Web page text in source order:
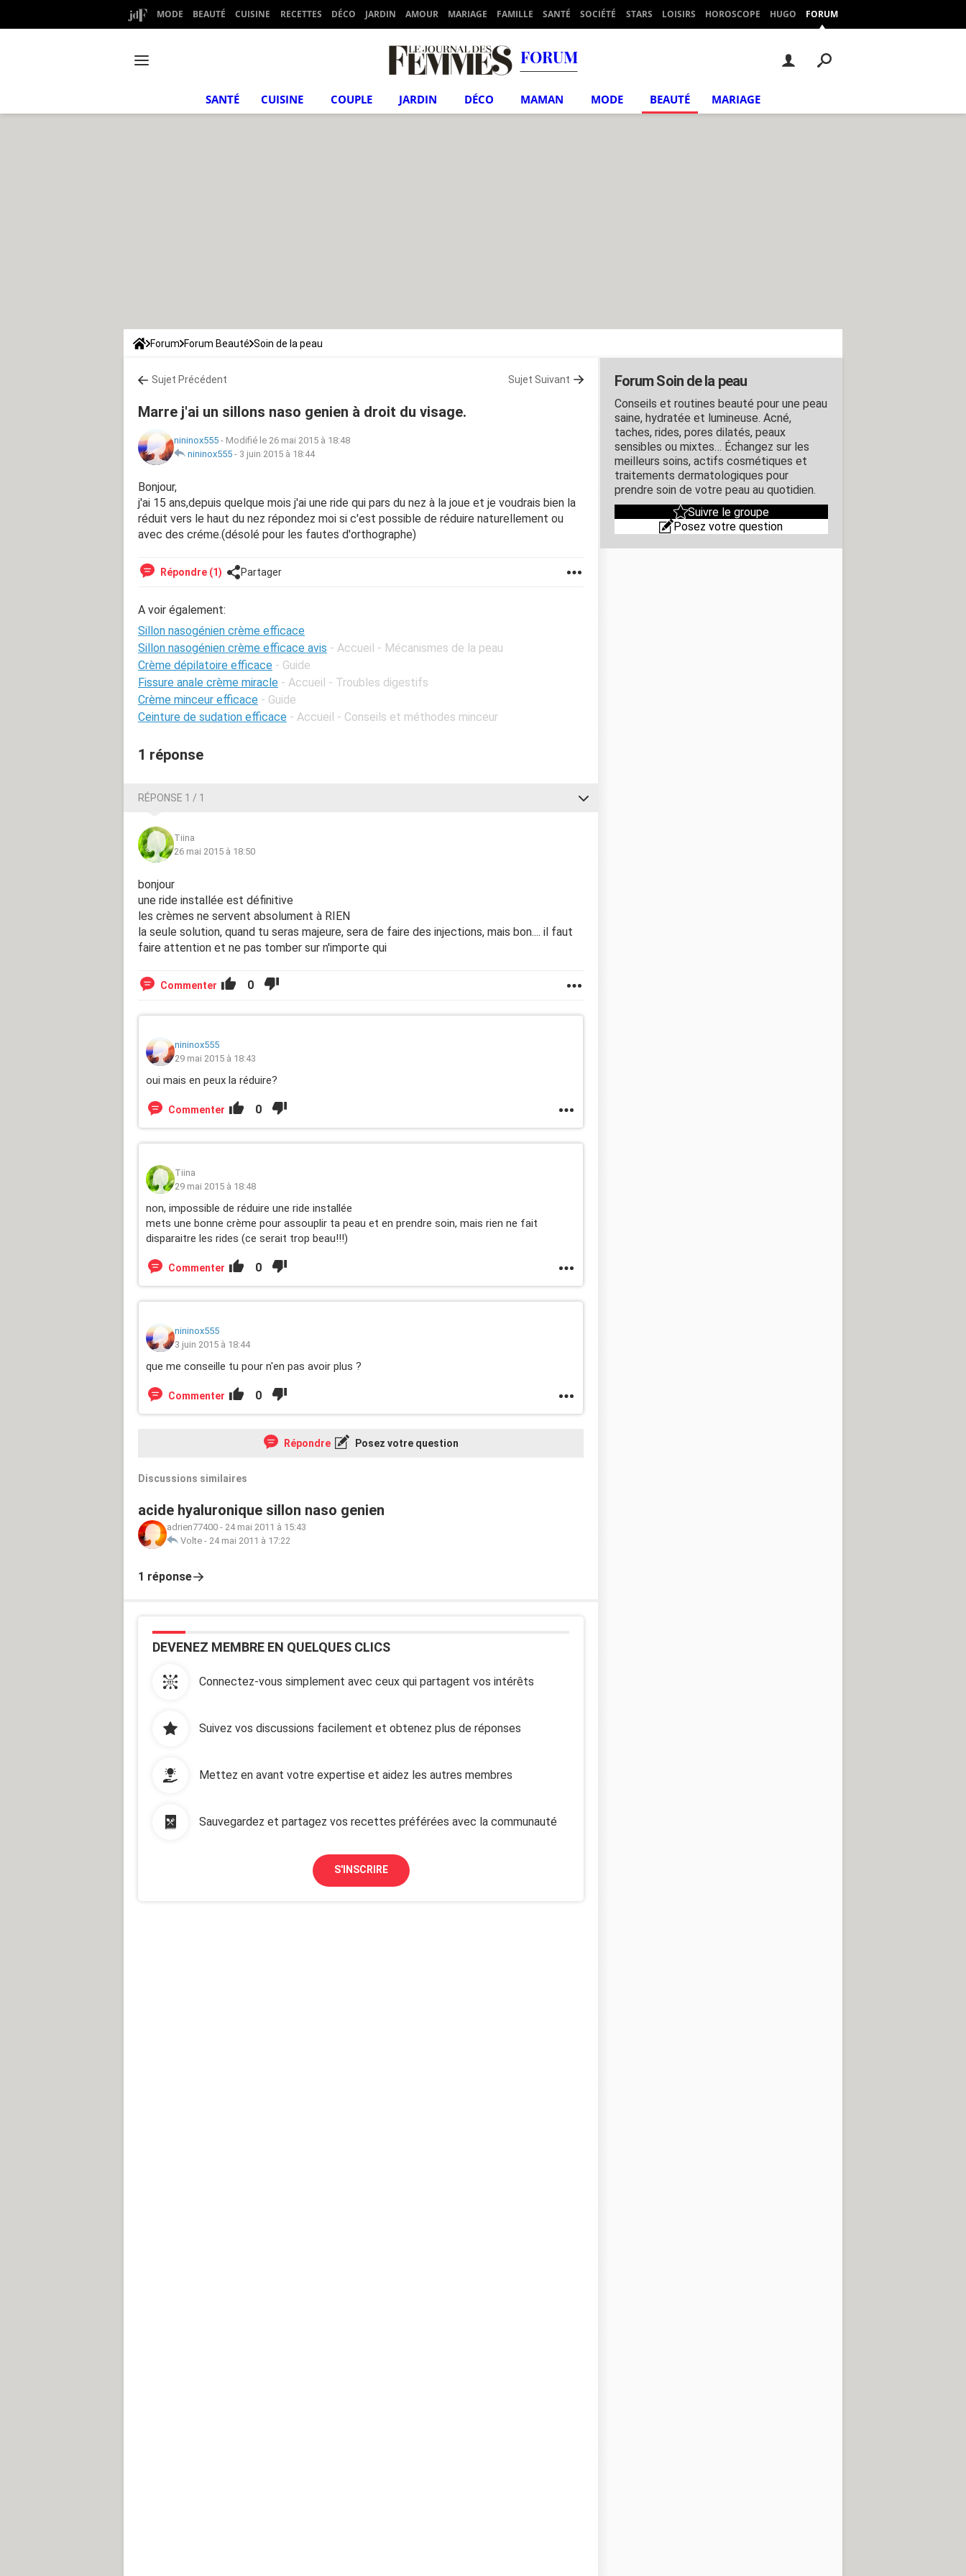
MODE BEAUTÉ CUISINE RECETTES DÉCO JARDIN AMOUR MARIAGE FAMILLE SANTÉ SOCIÉTÉ STARS LOISIRS HOROSCOPE HUGO FORUM
FORUM
SANTÉ CUISINE COUPLE JARDIN DÉCO MAMAN MODE BEAUTÉ MARIAGE
Forum Forum Beauté Soin de la peau
Sujet Précédent Sujet Suivant
Marre j'ai un sillons naso genien à droit du visage.
nininox555 - Modifié le 26 mai 2015 à 18:48
nininox555 - 3 juin 2015 à 18:44
Bonjour,
j'ai 15 ans,depuis quelque mois j'ai une ride qui pars du nez à la joue et je voudrais bien la
réduit vers le haut du nez répondez moi si c'est possible de réduire naturellement ou
avec des créme.(désolé pour les fautes d'orthographe)
Répondre (1) Partager
A voir également:
Sillon nasogénien crème efficace
Sillon nasogénien crème efficace avis - Accueil - Mécanismes de la peau
Crème dépilatoire efficace - Guide
Fissure anale crème miracle - Accueil - Troubles digestifs
Crème minceur efficace - Guide
Ceinture de sudation efficace - Accueil - Conseils et méthodes minceur
1 réponse
RÉPONSE 1 / 1
Tiina
26 mai 2015 à 18:50
bonjour
une ride installée est définitive
les crèmes ne servent absolument à RIEN
la seule solution, quand tu seras majeure, sera de faire des injections, mais bon.... il faut
faire attention et ne pas tomber sur n'importe qui
Commenter 0
nininox555
29 mai 2015 à 18:43
oui mais en peux la réduire?
Commenter 0
Tiina
29 mai 2015 à 18:48
non, impossible de réduire une ride installée
mets une bonne crème pour assouplir ta peau et en prendre soin, mais rien ne fait
disparaitre les rides (ce serait trop beau!!!)
Commenter 0
nininox555
3 juin 2015 à 18:44
que me conseille tu pour n'en pas avoir plus ?
Commenter 0
Répondre Posez votre question
Discussions similaires
acide hyaluronique sillon naso genien
adrien77400 - 24 mai 2011 à 15:43
Volte - 24 mai 2011 à 17:22
1 réponse
DEVENEZ MEMBRE EN QUELQUES CLICS
Connectez-vous simplement avec ceux qui partagent vos intérêts
Suivez vos discussions facilement et obtenez plus de réponses
Mettez en avant votre expertise et aidez les autres membres
Sauvegardez et partagez vos recettes préférées avec la communauté
S'INSCRIRE
Forum Soin de la peau
Conseils et routines beauté pour une peau
saine, hydratée et lumineuse. Acné,
taches, rides, pores dilatés, peaux
sensibles ou mixtes… Échangez sur les
meilleurs soins, actifs cosmétiques et
traitements dermatologiques pour
prendre soin de votre peau au quotidien.
Suivre le groupe
Posez votre question